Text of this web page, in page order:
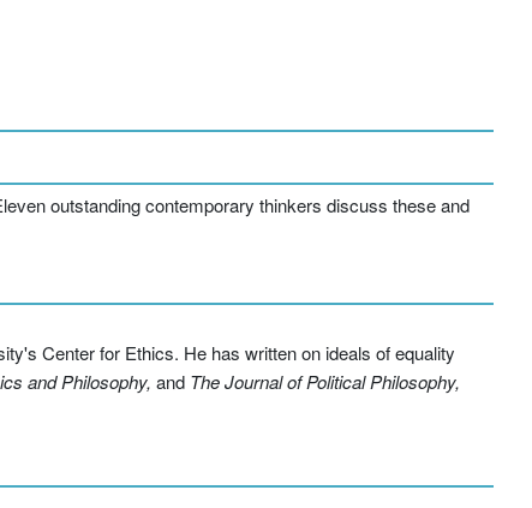
outstanding contemporary thinkers discuss these and
Center for Ethics. He has written on ideals of equality
and Philosophy, and The Journal of Political Philosophy,